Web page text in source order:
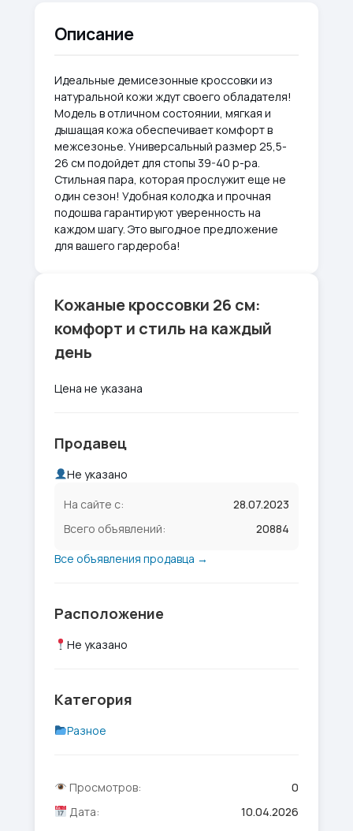
Описание
Идеальные демисезонные кроссовки из
натуральной кожи ждут своего обладателя!
Модель в отличном состоянии, мягкая и
дышащая кожа обеспечивает комфорт в
межсезонье. Универсальный размер 25,5-
26 см подойдет для стопы 39-40 р-ра.
Стильная пара, которая прослужит еще не
один сезон! Удобная колодка и прочная
подошва гарантируют уверенность на
каждом шагу. Это выгодное предложение
для вашего гардероба!
Кожаные кроссовки 26 см:
комфорт и стиль на каждый
день
Цена не указана
Продавец
Не указано
На сайте с:
28.07.2023
Всего объявлений:
20884
Все объявления продавца →
Расположение
Не указано
Категория
Разное
Просмотров:
0
Дата:
10.04.2026